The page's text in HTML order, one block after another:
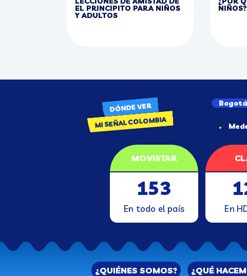
EL PRINCIPITO PARA NIÑOS
Y ADULTOS
NIÑOS?
DÓNDE VER
MI SEÑAL COLOMBIA
Bogotá
MOVISTAR
153
En todo el país En
¿QUIÉNES SOMOS? ¿QUÉ